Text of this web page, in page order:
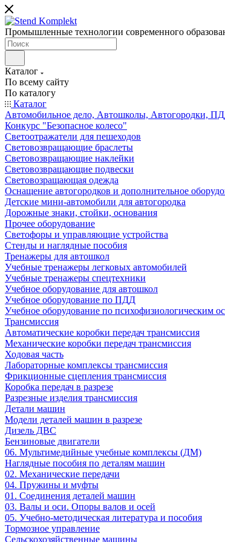
Промышленные технологии современного
Каталог
По всему сайту
По каталогу
Каталог
Автомобильное дело, Автошколы, Автогородки,
Конкурс "Безопасное колесо"
Светоотражатели для пешеходов
Световозвращающие браслеты
Световозвращающие наклейки
Световозвращающие подвески
Световозращающая одежда
Оснащение автогородков и дополнительное
Детские мини-автомобили для автогородка
Дорожные знаки, стойки, основания
Прочее оборудование
Светофоры и управляющие устройства
Стенды и наглядные пособия
Тренажеры для автошкол
Учебные тренажеры легковых автомобилей
Учебные тренажеры спецтехники
Учебное оборудование для автошкол
Учебное оборудование по ПДД
Учебное оборудование по психофизиологическим
Трансмиссия
Автоматические коробки передач трансмиссия
Механические коробки передач трансмиссия
Ходовая часть
Лабораторные комплексы трансмиссия
Фрикционные сцепления трансмиссия
Коробка передач в разрезе
Разрезные изделия трансмиссия
Детали машин
Модели деталей машин в разрезе
Дизель ДВС
Бензиновые двигатели
06. Мультимедийные учебные комплексы (ДМ)
Наглядные пособия по деталям машин
02. Механические передачи
04. Пружины и муфты
01. Соединения деталей машин
03. Валы и оси. Опоры валов и осей
05. Учебно-методическая литература и пособия
Тормозное управление
Сельскохозяйственные машины